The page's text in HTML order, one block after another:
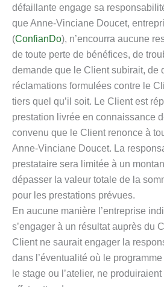
défaillante engage sa
que Anne-Vinciane Doucet,
(ConfianDo), n’encourra aucune
de toute perte de bénéfices, de
demande que le Client subirait, de
réclamations formulées contre le
tiers quel qu’il soit. Le Client est
prestation livrée en connaissance
convenu que le Client renonce à
Anne-Vinciane Doucet. La
prestataire sera limitée à un
dépasser la valeur totale de la
pour les prestations prévues.
En aucune manière l’entreprise
s’engager à un résultat auprès du
Client ne saurait engager la
dans l’éventualité où le
le stage ou l’atelier, ne